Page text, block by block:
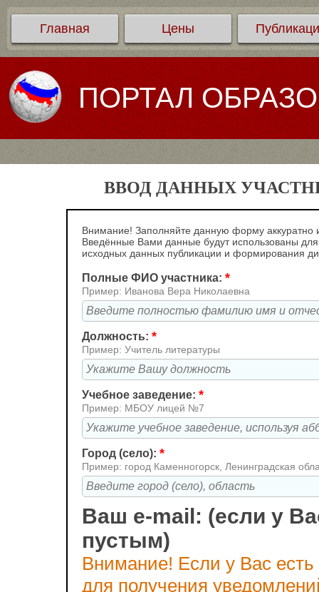
Главная Цены
ПОРТАЛ
ВВОД ДАННЫХ
Внимание! Заполняйте данную форму аккуратно
Введённые Вами данные будут использованы
исходных данных публикации и формирования
Полные ФИО участника: *
Пример: Иванова Вера Николаевна
Должность: *
Пример: Учитель литературы
Учебное заведение: *
Пример: МБОУ лицей №7
Город (село): *
Пример: город Каменногорск, Ленинградская
Ваш e-mail: (если у
пустым)
Внимание! Если у Вас
для получения